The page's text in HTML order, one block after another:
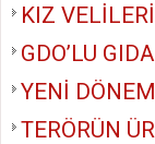
KIZ
GDO’LU
YENİ
TERÖRÜN